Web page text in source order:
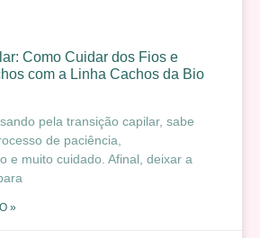
Como Cuidar dos Fios e
com a Linha Cachos da Bio
pela transição capilar, sabe
de paciência,
e muito cuidado. Afinal, deixar a
»